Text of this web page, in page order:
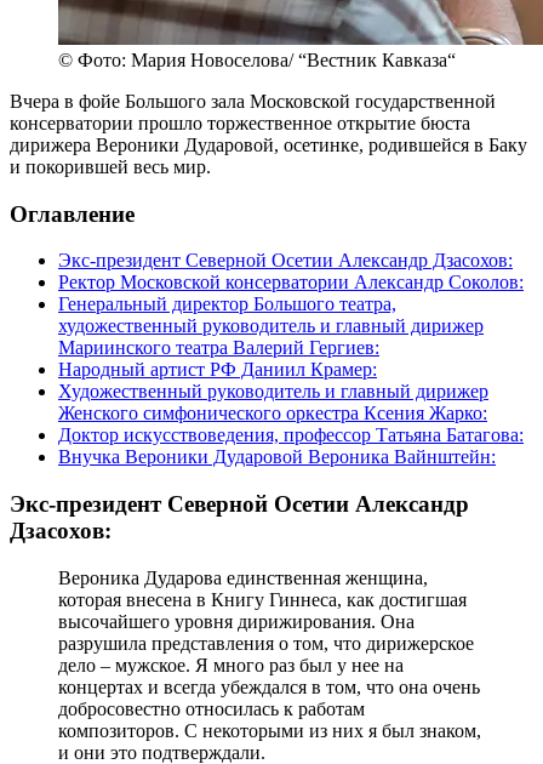
© Фото: Мария Новоселова/ “Вестник Кавказа“
Вчера в фойе Большого зала Московской государственной
консерватории прошло торжественное открытие бюста
дирижера Вероники Дударовой, осетинке, родившейся в Баку
и покорившей весь мир.
Оглавление
Экс-президент Северной Осетии Александр Дзасохов:
Ректор Московской консерватории Александр Соколов:
Генеральный директор Большого театра,
художественный руководитель и главный дирижер
Мариинского театра Валерий Гергиев:
Народный артист РФ Даниил Крамер:
Художественный руководитель и главный дирижер
Женского симфонического оркестра Ксения Жарко:
Доктор искусствоведения, профессор Татьяна Батагова:
Внучка Вероники Дударовой Вероника Вайнштейн:
Экс-президент Северной Осетии Александр
Дзасохов:
Вероника Дударова единственная женщина,
которая внесена в Книгу Гиннеса, как достигшая
высочайшего уровня дирижирования. Она
разрушила представления о том, что дирижерское
дело – мужское. Я много раз был у нее на
концертах и всегда убеждался в том, что она очень
добросовестно относилась к работам
композиторов. С некоторыми из них я был знаком,
и они это подтверждали.